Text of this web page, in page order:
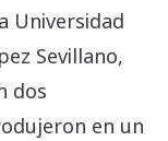
Universidad
Sevillano,
dos
en un